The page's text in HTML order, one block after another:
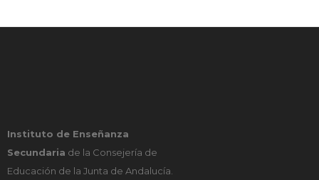
Instituto de Enseñanza
Secundaria de la Consejería de
Educación de la Junta de Andalucía.